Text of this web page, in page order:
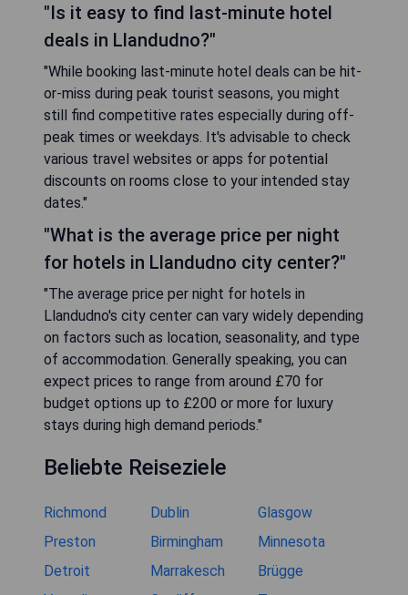
"Is it easy to find last-minute hotel
deals in Llandudno?"
"While booking last-minute hotel deals can be hit-
or-miss during peak tourist seasons, you might
still find competitive rates especially during off-
peak times or weekdays. It's advisable to check
various travel websites or apps for potential
discounts on rooms close to your intended stay
dates."
"What is the average price per night
for hotels in Llandudno city center?"
"The average price per night for hotels in
Llandudno's city center can vary widely depending
on factors such as location, seasonality, and type
of accommodation. Generally speaking, you can
expect prices to range from around £70 for
budget options up to £200 or more for luxury
stays during high demand periods."
Beliebte Reiseziele
Richmond Dublin
Glasgow
Preston
Birmingham
Minnesota
Detroit
Marrakesch
Brügge